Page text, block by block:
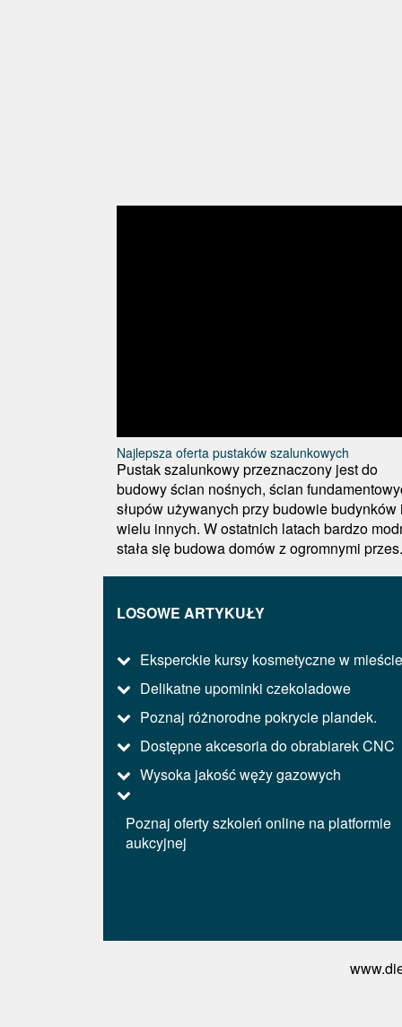
Najlepsza oferta pustaków szalunkowych
Pustak szalunkowy przeznaczony jest do
budowy ścian nośnych, ścian
słupów używanych przy budowie budynków
wielu innych. W ostatnich latach bardzo
stała się budowa domów z ogromnymi
LOSOWE ARTYKUŁY
Eksperckie kursy kosmetyczne w mieście
Delikatne upominki czekoladowe
Poznaj różnorodne pokrycie plandek.
Dostępne akcesoria do obrabiarek CNC
Wysoka jakość węży gazowych
Poznaj oferty szkoleń online na platformie
aukcyjnej